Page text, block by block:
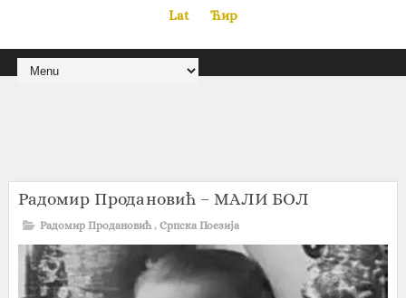
Lat« Ћир
Радомир Продановић – МАЛИ БОЛ
Радомир Продановић , Српска Поезија